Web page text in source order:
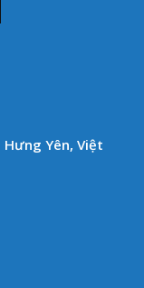
Hưng Yên, Việt